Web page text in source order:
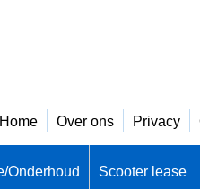
Home Over ons Privacy
Onderhoud Scooter lease